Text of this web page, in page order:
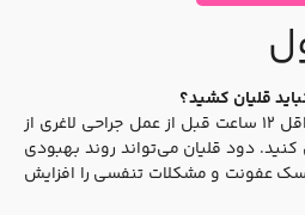
قلیان کشید؟
توصیه می‌شود که حداقل ۱۲ ساعت قبل از عمل جراحی لاغری از
دود قلیان می‌تواند روند بهبودی
عفونت و مشکلات تنفسی را افزایش